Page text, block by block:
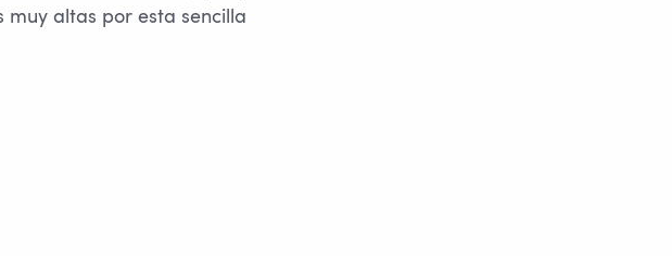
muy altas por esta sencilla